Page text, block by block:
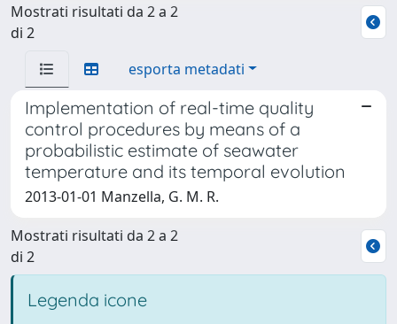
Mostrati risultati da 2 a 2
di 2
esporta metadati
Implementation of real-time quality
control procedures by means of a
probabilistic estimate of seawater
temperature and its temporal evolution
2013-01-01 Manzella, G. M. R.
Mostrati risultati da 2 a 2
di 2
Legenda icone